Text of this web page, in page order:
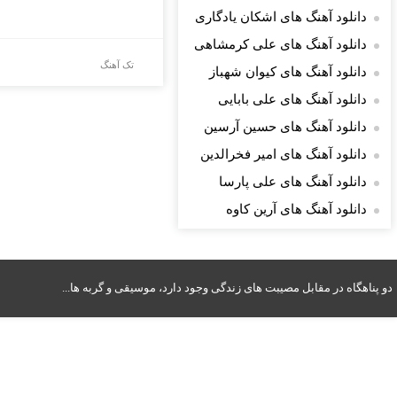
تک آهنگ
دانلود آهنگ های اشکان یادگاری
دانلود آهنگ های علی کرمشاهی
دانلود آهنگ های کیوان شهباز
دانلود آهنگ های علی بابایی
دانلود آهنگ های حسین آرسین
دانلود آهنگ های امیر فخرالدین
دانلود آهنگ های علی پارسا
دانلود آهنگ های آرین کاوه
دو پناهگاه در مقابل مصیبت های زندگی وجود دارد، موسیقی و گربه ها...